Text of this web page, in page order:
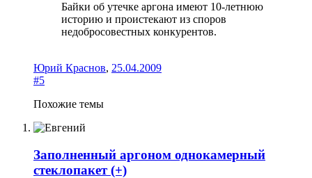
Байки об утечке аргона имеют 10-летнюю
историю и проистекают из споров
недобросовестных конкурентов.
Юрий Краснов, 25.04.2009
#5
Похожие темы
Заполненный аргоном однокамерный
стеклопакет (+)